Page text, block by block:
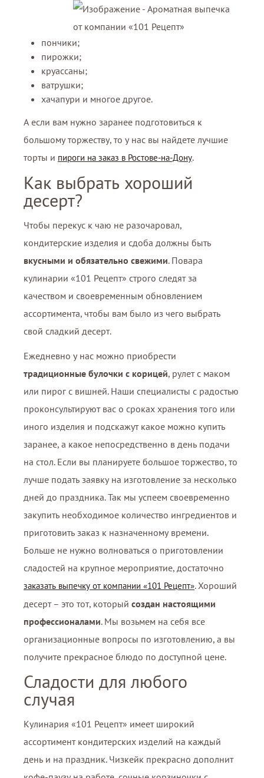
пончики;
пирожки;
круассаны;
ватрушки;
хачапури и многое другое.
А если вам нужно заранее подготовиться к
большому торжеству, то у нас вы найдете лучшие
торты и пироги на заказ в Ростове-на-Дону.
Как выбрать хороший
десерт?
Чтобы перекус к чаю не разочаровал,
кондитерские изделия и сдоба должны быть
вкусными и обязательно свежими. Повара
кулинарии «101 Рецепт» строго следят за
качеством и своевременным обновлением
ассортимента, чтобы вам было из чего выбрать
свой сладкий десерт.
Ежедневно у нас можно приобрести
традиционные булочки с корицей, рулет с маком
или пирог с вишней. Наши специалисты с радостью
проконсультируют вас о сроках хранения того или
иного изделия и подскажут какое можно купить
заранее, а какое непосредственно в день подачи
на стол. Если вы планируете большое торжество, то
лучше подать заявку на изготовление за несколько
дней до праздника. Так мы успеем своевременно
закупить необходимое количество ингредиентов и
приготовить заказ к назначенному времени.
Больше не нужно волноваться о приготовлении
сладостей на крупное мероприятие, достаточно
заказать выпечку от компании «101 Рецепт». Хороший
десерт – это тот, который создан настоящими
профессионалами. Мы возьмем на себя все
организационные вопросы по изготовлению, а вы
получите прекрасное блюдо по доступной цене.
Сладости для любого
случая
Кулинария «101 Рецепт» имеет широкий
ассортимент кондитерских изделий на каждый
день и на праздник. Чизкейк прекрасно дополнит